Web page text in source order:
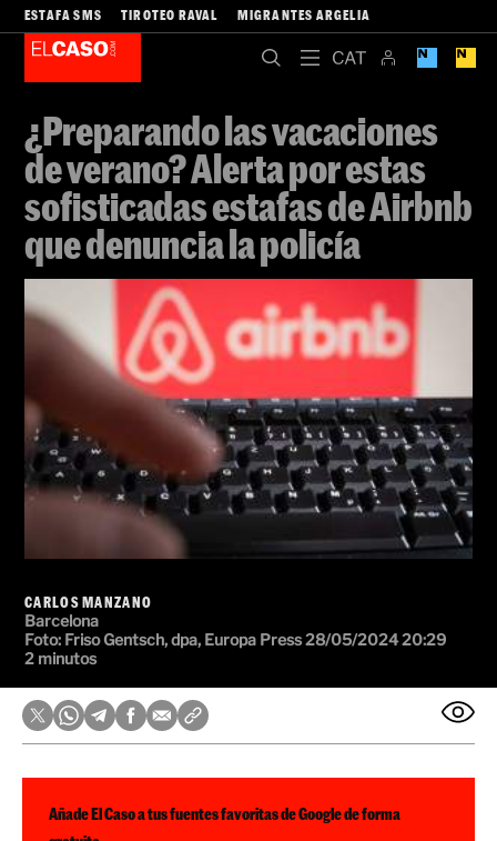
ESTAFA SMS TIROTEO RAVAL MIGRANTES ARGELIA
¿Preparando las vacaciones
de verano? Alerta por estas
sofisticadas estafas de Airbnb
que denuncia la policía
CARLOS MANZANO
Barcelona
Foto: Friso Gentsch, dpa, Europa Press28/05/2024 20:29
2 minutos
Añade El Caso a tus fuentes favoritas de Google de forma